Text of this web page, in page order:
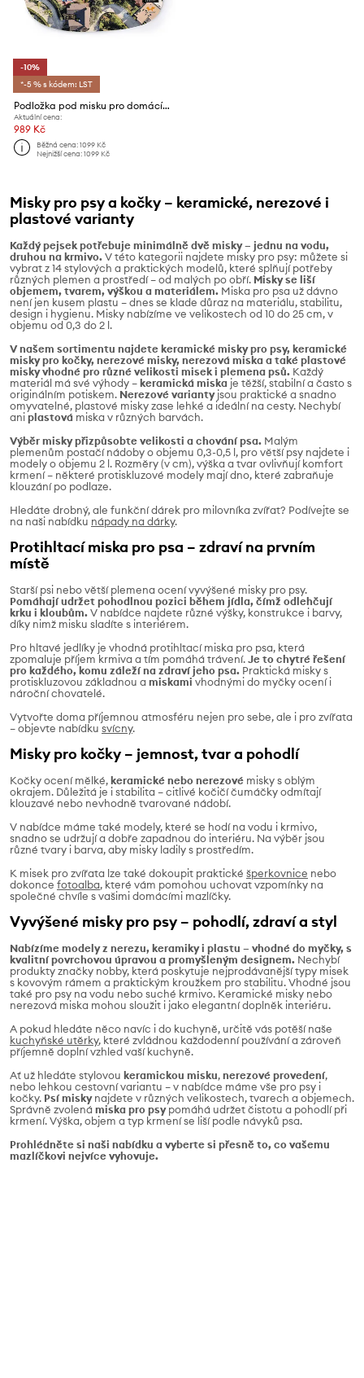
-10%
*-5 % s kódem: LST
Podložka pod misku pro domácího mazlíčka United Pets DoogyMood x Seletti
Aktuální cena:
989 Kč
Běžná cena:1099 Kč
Nejnižší cena:1099 Kč
Misky pro psy a kočky – keramické, nerezové i
plastové varianty
Každý pejsek potřebuje minimálně dvě misky – jednu na vodu,
druhou na krmivo.V této kategorii najdete misky pro psy: můžete si
vybrat z 14 stylových a praktických modelů, které splňují potřeby
různých plemen a prostředí – od malých po obří. Misky se liší
objemem, tvarem, výškou a materiálem. Miska pro psa už dávno
není jen kusem plastu – dnes se klade důraz na materiálu, stabilitu,
design i hygienu. Misky nabízíme ve velikostech od 10 do 25 cm, v
objemu od 0,3 do 2 l.
V našem sortimentu najdete keramické misky pro psy, keramické
misky pro kočky, nerezové misky, nerezová miska a také plastové
misky vhodné pro různé velikosti misek i plemena psů. Každý
materiál má své výhody –keramická miska je těžší, stabilní a často s
originálním potiskem. Nerezové variantyjsou praktické a snadno
omyvatelné, plastové misky zase lehké a ideální na cesty. Nechybí
aniplastová miska v různých barvách.
Výběr misky přizpůsobte velikosti a chování psa. Malým
plemenům postačí nádoby o objemu 0,3-0,5 l, pro větší psy najdete i
modely o objemu 2 l. Rozměry (v cm), výška a tvar ovlivňují komfort
krmení – některé protiskluzové modely mají dno, které zabraňuje
klouzání po podlaze.
Hledáte drobný, ale funkční dárek pro milovníka zvířat? Podívejte se
na naši nabídku nápady na dárky.
Protihltací miska pro psa – zdraví na prvním
místě
Starší psi nebo větší plemena ocení vyvýšené misky pro psy.
Pomáhají udržet pohodlnou pozici během jídla, čímž odlehčují
krku i kloubům.V nabídce najdete různé výšky, konstrukce i barvy,
díky nimž misku sladíte s interiérem.
Pro hltavé jedlíky je vhodná protihltací miska pro psa, která
zpomaluje příjem krmiva a tím pomáhá trávení.Je to chytré řešení
pro každého, komu záleží na zdraví jeho psa. Praktická misky s
protiskluzovou základnou amiskami vhodnými do myčky ocení i
nároční chovatelé.
Vytvořte doma příjemnou atmosféru nejen pro sebe, ale i pro zvířata
– objevte nabídku svícny.
Misky pro kočky – jemnost, tvar a pohodlí
Kočky ocení mělké,keramické nebo nerezové misky s oblým
okrajem. Důležitá je i stabilita – citlivé kočičí čumáčky odmítají
klouzavé nebo nevhodně tvarované nádobí.
V nabídce máme také modely, které se hodí na vodu i krmivo,
snadno se udržují a dobře zapadnou do interiéru. Na výběr jsou
různé tvary i barva, aby misky ladily s prostředím.
K misek pro zvířata lze také dokoupit praktické šperkovnice nebo
dokonce fotoalba, které vám pomohou uchovat vzpomínky na
společné chvíle s vašimi domácími mazlíčky.
Vyvýšené misky pro psy – pohodlí, zdraví a styl
Nabízíme modely z nerezu, keramiky i plastu – vhodné do myčky, s
kvalitní povrchovou úpravou a promyšleným designem. Nechybí
produkty značky nobby, která poskytuje nejprodávanější typy misek
s kovovým rámem a praktickým kroužkem pro stabilitu. Vhodné jsou
také pro psy na vodu nebo suché krmivo. Keramické misky nebo
nerezová miska mohou sloužit i jako elegantní doplněk interiéru.
A pokud hledáte něco navíc i do kuchyně, určitě vás potěší naše
kuchyňské utěrky, které zvládnou každodenní používání a zároveň
příjemně doplní vzhled vaší kuchyně.
Ať už hledáte stylovou keramickou misku,nerezové provedení,
nebo lehkou cestovní variantu – v nabídce máme vše pro psy i
kočky. Psí miskynajdete v různých velikostech, tvarech a objemech.
Správně zvolenámiska pro psypomáhá udržet čistotu a pohodlí při
krmení. Výška, objem a typ krmení se liší podle návyků psa.
Prohlédněte si naši nabídku a vyberte si přesně to, co vašemu
mazlíčkovi nejvíce vyhovuje.